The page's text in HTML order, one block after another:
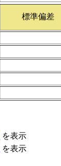
標準偏差
を表示
を表示